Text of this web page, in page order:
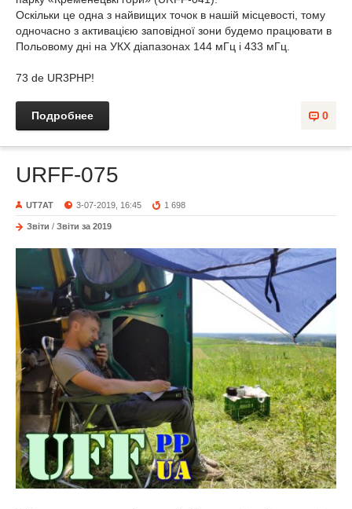
Оскільки це одна з найвищих точок в нашій місцевості, тому
одночасно з активацією заповідної зони будемо працювати в
Польовому дні на УКХ діапазонах 144 мГц і 433 мГц.
73 de UR3PHP!
0
Подробнее
URFF-075
UT7AT 3-07-2019, 16:45 1 698
Звіти / Звіти за 2019